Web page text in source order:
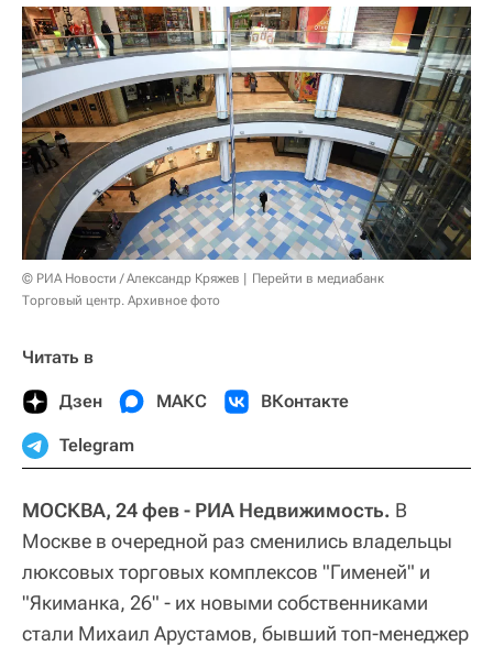
© РИА Новости / Александр Кряжев
Перейти в медиабанк
Торговый центр. Архивное фото
Читать в
Дзен МАКС ВКонтакте
Telegram
МОСКВА, 24 фев - РИА Недвижимость. В
Москве в очередной раз сменились владельцы
люксовых торговых комплексов "Гименей" и
"Якиманка, 26" - их новыми собственниками
стали Михаил Арустамов, бывший топ-менеджер